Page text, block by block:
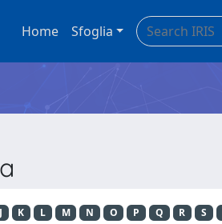
Home Sfoglia
J K L M N O P Q R S